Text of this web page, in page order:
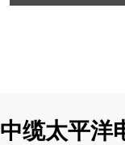
中缆太平洋